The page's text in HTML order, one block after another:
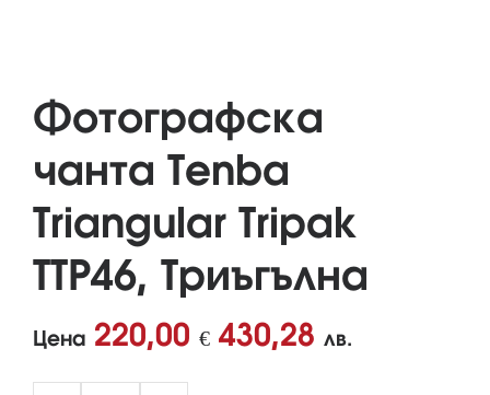
Фотографска
чанта Tenba
Triangular Tripak
TTP46, Триъгълна
Цена 220,00 € 430,28 лв.